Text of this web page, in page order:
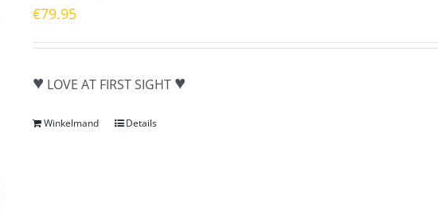
€79.95
♥ LOVE AT FIRST SIGHT ♥
Winkelmand Details